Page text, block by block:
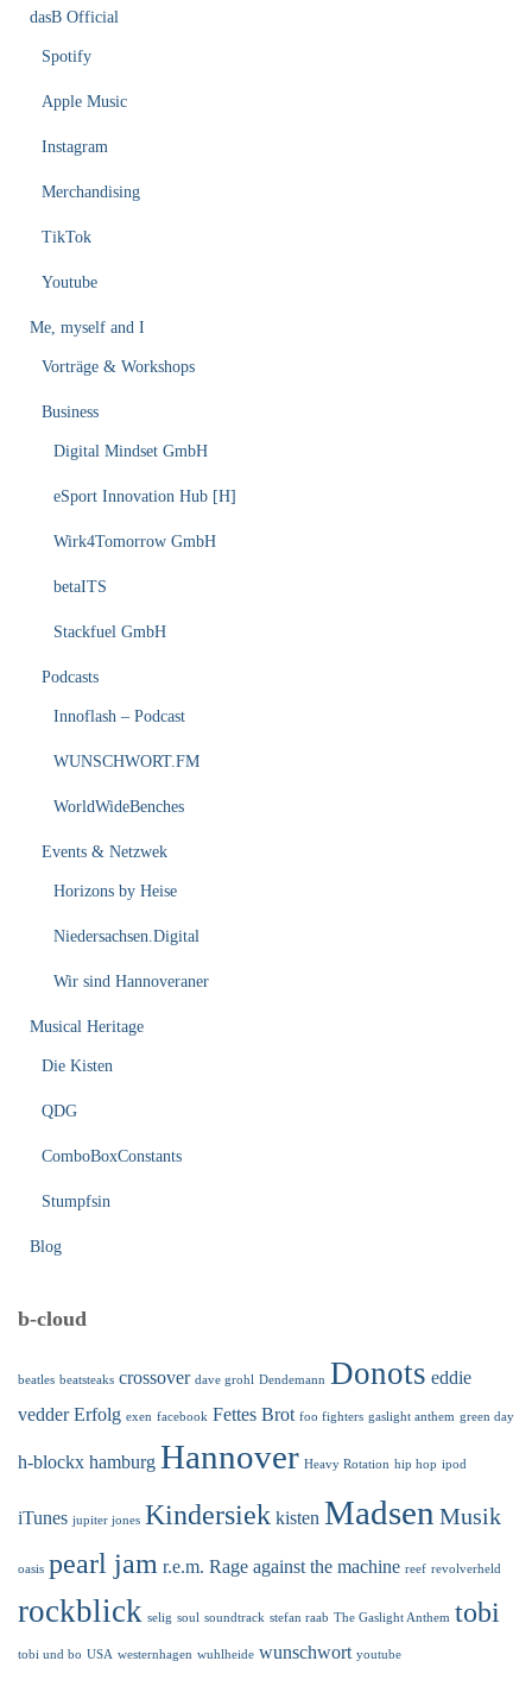
dasB Official
Spotify
Apple Music
Instagram
Merchandising
TikTok
Youtube
Me, myself and I
Vorträge & Workshops
Business
Digital Mindset GmbH
eSport Innovation Hub [H]
Wirk4Tomorrow GmbH
betaITS
Stackfuel GmbH
Podcasts
Innoflash – Podcast
WUNSCHWORT.FM
WorldWideBenches
Events & Netzwek
Horizons by Heise
Niedersachsen.Digital
Wir sind Hannoveraner
Musical Heritage
Die Kisten
QDG
ComboBoxConstants
Stumpfsin
Blog
b-cloud
beatles beatsteaks crossover dave grohl Dendemann Donots eddie
vedder Erfolg exen facebook Fettes Brot foo fighters gaslight anthem green day
h-blockx hamburg Hannover Heavy Rotation hip hop ipod
iTunes jupiter jones Kindersiek kisten Madsen Musik
oasis pearl jam r.e.m. Rage against the machine reef revolverheld
rockblick selig soul soundtrack stefan raab The Gaslight Anthem tobi
tobi und bo USA westernhagen wuhlheide wunschwort youtube